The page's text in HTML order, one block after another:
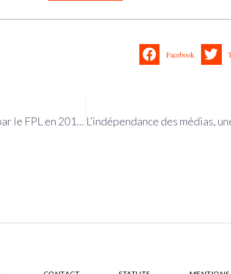
Facebook
Répartition des dons reçus par le FPL en 2019 et 2020